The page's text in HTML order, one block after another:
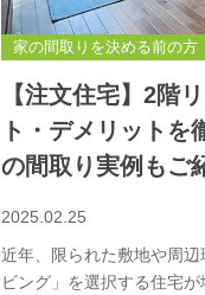
家の間取りを決める前の方
【注文住宅】2階
ト・デメリット
の間取り実例もご
2025.02.25
近年、限られた敷地や周
ビング」を選択する住宅が